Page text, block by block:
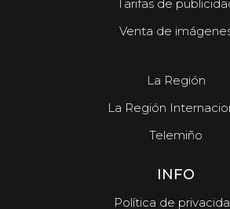
Tarifas de
Venta de
La Región
La Región
Telemiño
INFO
Política de